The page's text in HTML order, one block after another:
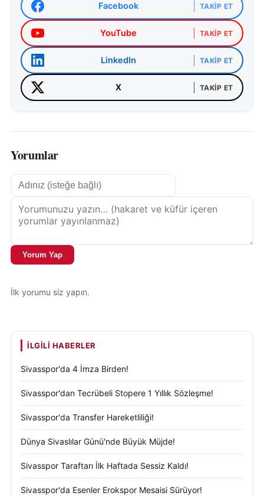
Facebook TAKIP ET
YouTube TAKIP ET
LinkedIn TAKIP ET
X TAKIP ET
Yorumlar
Yorum Yap
İlk yorumu siz yapın.
İLGILI HABERLER
Sivasspor'da 4 İmza Birden!
Sivasspor'dan Tecrübeli Stopere 1 Yıllık Sözleşme!
Sivasspor'da Transfer Hareketliliği!
Dünya Sivaslılar Günü'nde Büyük Müjde!
Sivasspor Taraftarı İlk Haftada Sessiz Kaldı!
Sivasspor'da Esenler Erokspor Mesaisi Sürüyor!